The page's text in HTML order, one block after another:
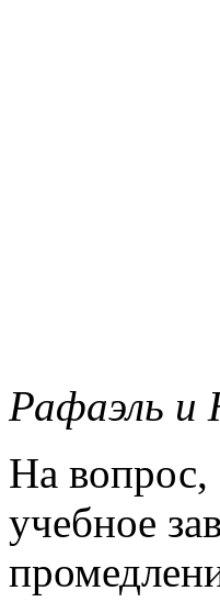
Рафаэль и
На вопрос,
учебное